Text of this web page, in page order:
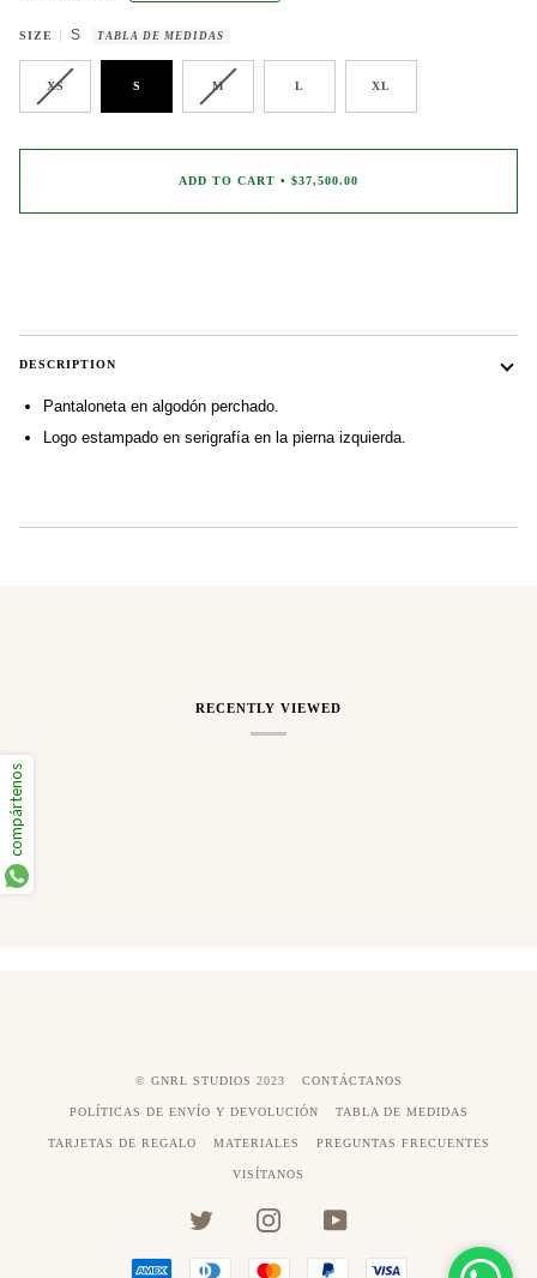
SIZE S TABLA DE MEDIDAS
XS S M L XL
ADD TO CART • $37,500.00
DESCRIPTION
Pantaloneta en algodón perchado.
Logo estampado en serigrafía en la pierna izquierda.
RECENTLY VIEWED
© GNRL STUDIOS 2023 CONTÁCTANOS
POLÍTICAS DE ENVÍO Y DEVOLUCIÓN TABLA DE MEDIDAS
TARJETAS DE REGALO MATERIALES PREGUNTAS FRECUENTES
VISÍTANOS
TWITTER INSTAGRAMYOUTUBE
AMERICANDINERS MASTER PAYPAL
compártenos